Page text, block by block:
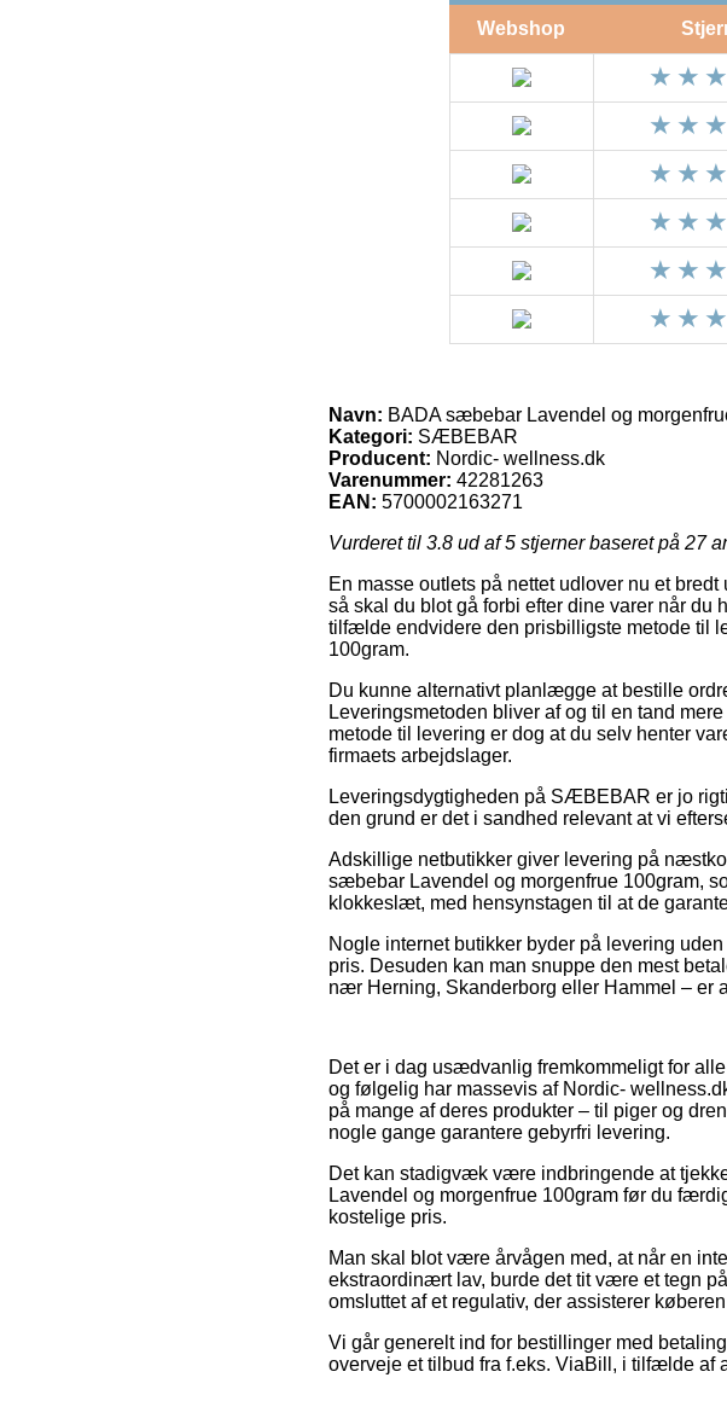
Webshop
Navn: BADA sæbebar Lavendel og
Kategori: SÆBEBAR
Producent: Nordic- wellness.dk
Varenummer: 42281263
EAN: 5700002163271
Vurderet til 3.8 ud af 5 stjerner baseret på 27
En masse outlets på nettet udlover nu et
så skal du blot gå forbi efter dine varer når
tilfælde endvidere den prisbilligste metode til
100gram.
Du kunne alternativt planlægge at bestille
Leveringsmetoden bliver af og til en tand
metode til levering er dog at du selv henter
firmaets arbejdslager.
Leveringsdygtigheden på SÆBEBAR er jo
den grund er det i sandhed relevant at vi
Adskillige netbutikker giver levering på
sæbebar Lavendel og morgenfrue 100gram,
klokkeslæt, med hensynstagen til at de
Nogle internet butikker byder på levering
pris. Desuden kan man snuppe den mest
nær Herning, Skanderborg eller Hammel – er
Det er i dag usædvanlig fremkommeligt for
og følgelig har massevis af Nordic-
på mange af deres produkter – til piger og
nogle gange garantere gebyrfri levering.
Det kan stadigvæk være indbringende at
Lavendel og morgenfrue 100gram før du
kostelige pris.
Man skal blot være årvågen med, at når en
ekstraordinært lav, burde det tit være et tegn
omsluttet af et regulativ, der assisterer
Vi går generelt ind for bestillinger med
overveje et tilbud fra f.eks. ViaBill, i tilfælde af